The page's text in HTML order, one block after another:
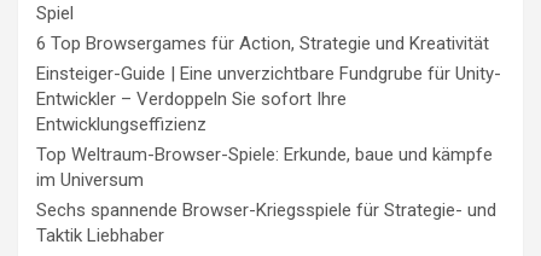
Spiel
6 Top Browsergames für Action, Strategie und Kreativität
Einsteiger-Guide | Eine unverzichtbare Fundgrube für Unity-
Entwickler – Verdoppeln Sie sofort Ihre
Entwicklungseffizienz
Top Weltraum-Browser-Spiele: Erkunde, baue und kämpfe
im Universum
Sechs spannende Browser-Kriegsspiele für Strategie- und
Taktik Liebhaber